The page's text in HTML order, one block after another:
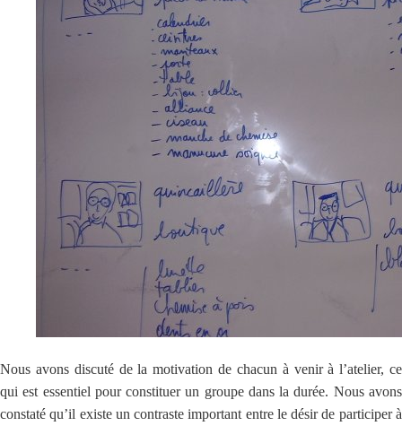
Nous avons discuté de la motivation de chacun à venir à l’atelier, ce
qui est essentiel pour constituer un groupe dans la durée. Nous avons
constaté qu’il existe un contraste important entre le désir de participer à